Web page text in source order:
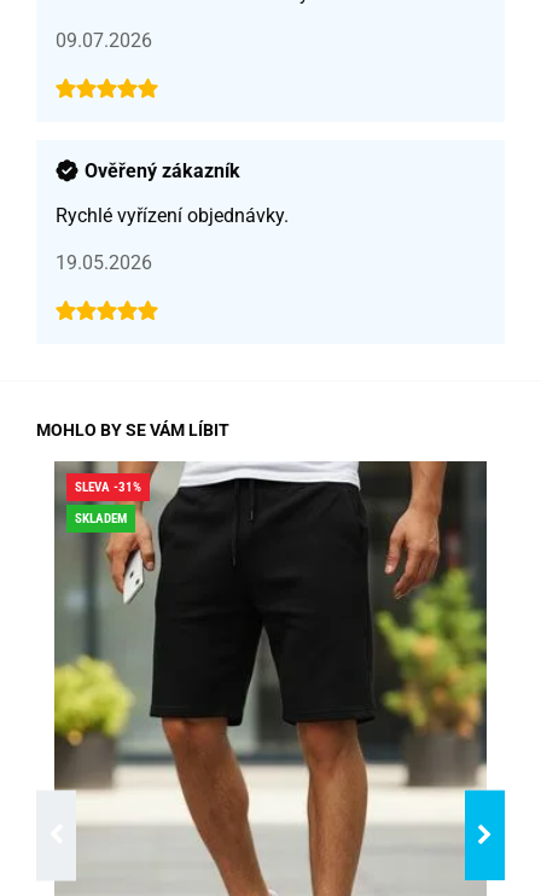
09.07.2026
Ověřený zákazník
Rychlé vyřízení objednávky.
19.05.2026
MOHLO BY SE VÁM LÍBIT
SLEVA -31%
SKLADEM